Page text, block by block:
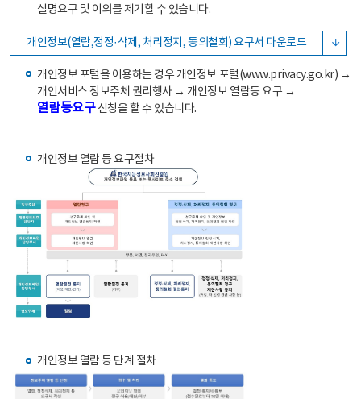
설명요구 및 이의를 제기할 수 있습니다.
개인정보(열람,정정·삭제, 처리정지, 동의철회) 요구서 다운로드
개인정보 포털을 이용하는 경우 개인정보 포털(www.privacy.go.kr) →
개인서비스 정보주체 권리행사 → 개인정보 열람등 요구 →
열람등요구신청을 할 수 있습니다.
개인정보 열람 등 요구절차
개인정보 열람 등 단계 절차